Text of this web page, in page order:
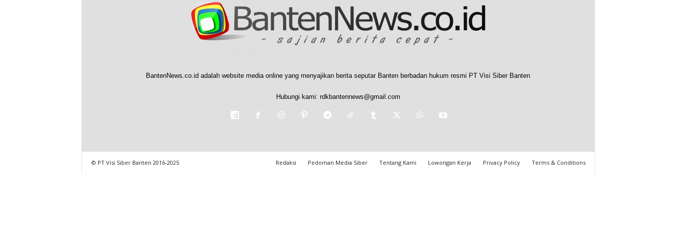
BantenNews.co.id adalah website media online yang menyajikan berita seputar Banten berbadan hukum resmi PT Visi Siber Banten
Hubungi kami: rdkbantennews@gmail.com
Redaksi Pedoman Media Siber Tentang Kami Lowongan Kerja Privacy Policy Terms & Conditions
© PT Visi Siber Banten 2016-2025